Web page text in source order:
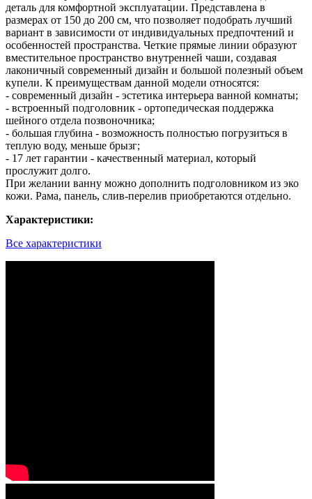
деталь для комфортной эксплуатации. Представлена в
размерах от 150 до 200 см, что позволяет подобрать лучший
вариант в зависимости от индивидуальных предпочтений и
особенностей пространства. Четкие прямые линии образуют
вместительное пространство внутренней чаши, создавая
лаконичный современный дизайн и большой полезный объем
купели. К преимуществам данной модели относятся:
- современный дизайн - эстетика интерьера ванной комнаты;
- встроенный подголовник - ортопедическая поддержка
шейного отдела позвоночника;
- большая глубина - возможность полностью погрузиться в
теплую воду, меньше брызг;
- 17 лет гарантии - качественный материал, который
прослужит долго.
При желании ванну можно дополнить подголовником из эко
кожи. Рама, панель, слив-перелив приобретаются отдельно.
Характеристики:
Все характеристики